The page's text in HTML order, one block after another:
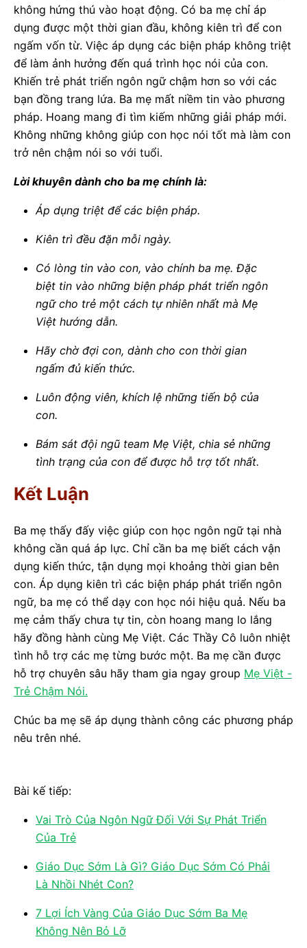
không hứng thú vào hoạt động. Có ba mẹ chỉ áp
dụng được một thời gian đầu, không kiên trì để con
ngấm vốn từ. Việc áp dụng các biện pháp không triệt
để làm ảnh hưởng đến quá trình học nói của con.
Khiến trẻ phát triển ngôn ngữ chậm hơn so với các
bạn đồng trang lứa. Ba mẹ mất niềm tin vào phương
pháp. Hoang mang đi tìm kiếm những giải pháp mới.
Không những không giúp con học nói tốt mà làm con
trở nên chậm nói so với tuổi.
Lời khuyên dành cho ba mẹ chính là:
Áp dụng triệt để các biện pháp.
Kiên trì đều đặn mỗi ngày.
Có lòng tin vào con, vào chính ba mẹ. Đặc
biệt tin vào những biện pháp phát triển ngôn
ngữ cho trẻ một cách tự nhiên nhất mà Mẹ
Việt hướng dẫn.
Hãy chờ đợi con, dành cho con thời gian
ngấm đủ kiến thức.
Luôn động viên, khích lệ những tiến bộ của
con.
Bám sát đội ngũ team Mẹ Việt, chia sẻ những
tình trạng của con để được hỗ trợ tốt nhất.
Kết Luận
Ba mẹ thấy đấy việc giúp con học ngôn ngữ tại nhà
không cần quá áp lực. Chỉ cần ba mẹ biết cách vận
dụng kiến thức, tận dụng mọi khoảng thời gian bên
con. Áp dụng kiên trì các biện pháp phát triển ngôn
ngữ, ba mẹ có thể dạy con học nói hiệu quả. Nếu ba
mẹ cảm thấy chưa tự tin, còn hoang mang lo lắng
hãy đồng hành cùng Mẹ Việt. Các Thầy Cô luôn nhiệt
tình hỗ trợ các mẹ từng bước một. Ba mẹ cần được
hỗ trợ chuyên sâu hãy tham gia ngay group Mẹ Việt -
Trẻ Chậm Nói.
Chúc ba mẹ sẽ áp dụng thành công các phương pháp
nêu trên nhé.
Bài kế tiếp:
Vai Trò Của Ngôn Ngữ Đối Với Sự Phát Triển
Của Trẻ
Giáo Dục Sớm Là Gì? Giáo Dục Sớm Có Phải
Là Nhồi Nhét Con?
7 Lợi Ích Vàng Của Giáo Dục Sớm Ba Mẹ
Không Nên Bỏ Lỡ